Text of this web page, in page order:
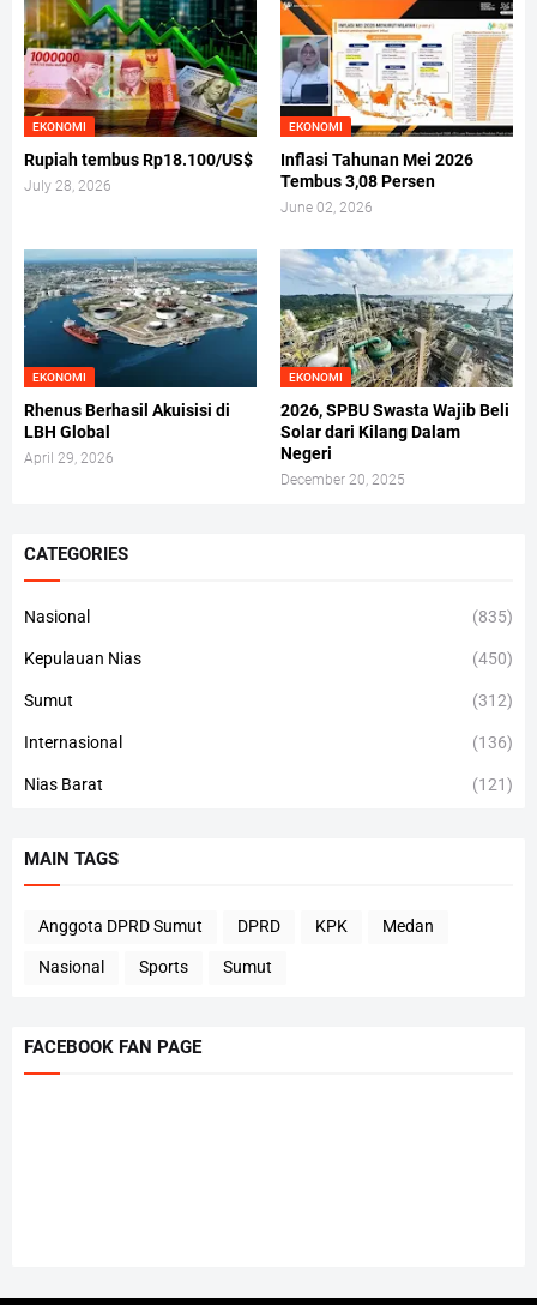
EKONOMI
Rupiah tembus Rp18.100/US$
July 28, 2026
EKONOMI
Inflasi Tahunan Mei 2026
Tembus 3,08 Persen
June 02, 2026
EKONOMI
Rhenus Berhasil Akuisisi di
LBH Global
April 29, 2026
EKONOMI
2026, SPBU Swasta Wajib Beli
Solar dari Kilang Dalam
Negeri
December 20, 2025
CATEGORIES
Nasional (835)
Kepulauan Nias (450)
Sumut (312)
Internasional (136)
Nias Barat (121)
MAIN TAGS
Anggota DPRD Sumut DPRD KPK Medan
Nasional Sports Sumut
FACEBOOK FAN PAGE